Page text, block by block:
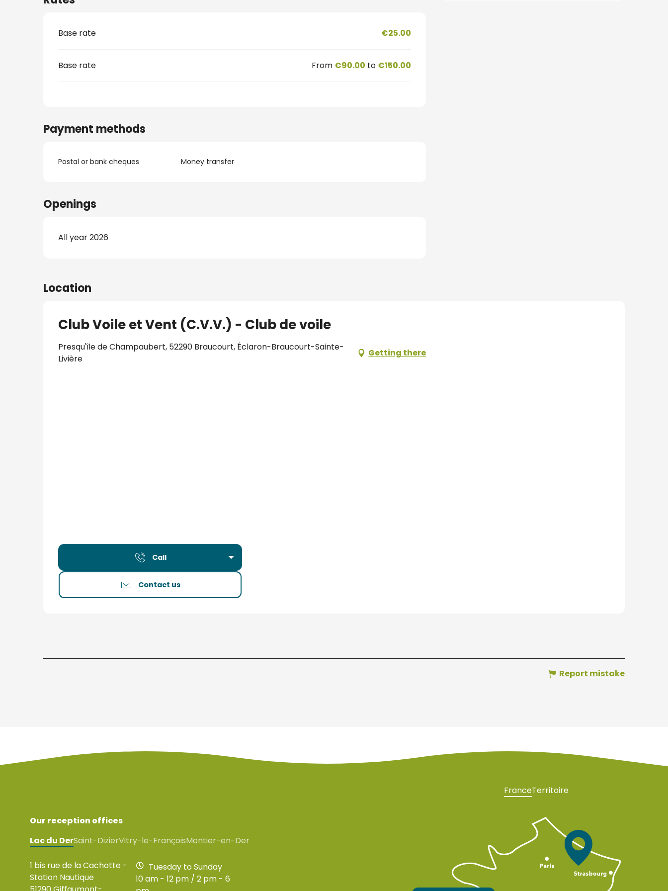
Base rate €25.00
Base rate From €90.00 to €150.00
Payment methods
Postal or bank cheques Money transfer
Openings
All year 2026
Location
Club Voile et Vent (C.V.V.) - Club de voile
Presqu'île de Champaubert, 52290 Braucourt, Éclaron-Braucourt-Sainte-
Livière
Getting there
Call
Contact us
Report mistake
Our reception offices
Lac du DerSaint-DizierVitry-le-FrançoisMontier-en-Der
1 bis rue de la Cachotte -
Station Nautique
Tuesday to Sunday
10 am - 12 pm / 2 pm - 6
FranceTerritoire